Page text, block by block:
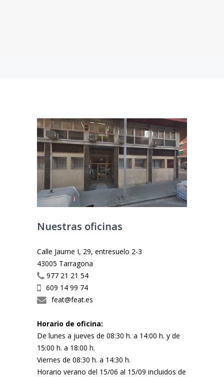
Nuestras oficinas
Calle Jaume I, 29, entresuelo 2-3
43005 Tarragona
977 21 21 54
609 14 99 74
feat@feat.es
Horario de oficina:
De lunes a jueves de 08:30 h. a 14:00 h. y de
15:00 h. a 18:00 h.
Viernes de 08:30 h. a 14:30 h.
Horario verano del 15/06 al 15/09 incluidos de